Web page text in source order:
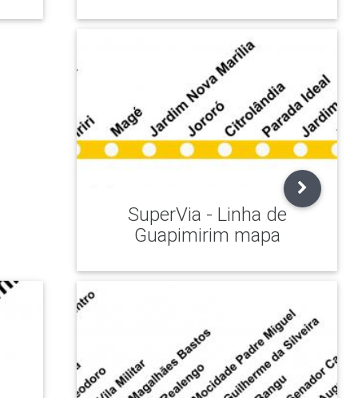
SuperVia - Linha de
Guapimirim mapa